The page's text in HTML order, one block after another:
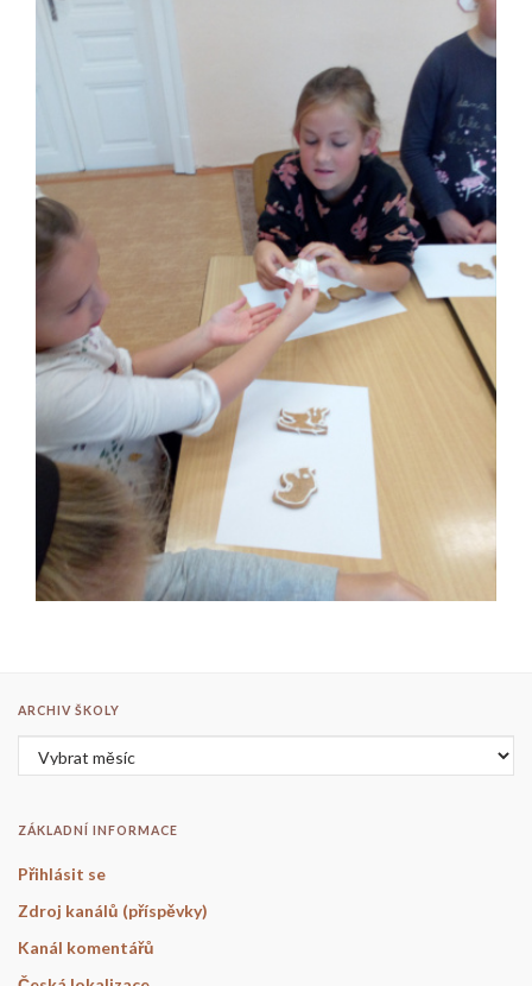
ARCHIV ŠKOLY
Archiv školy
ZÁKLADNÍ INFORMACE
Přihlásit se
Zdroj kanálů (příspěvky)
Kanál komentářů